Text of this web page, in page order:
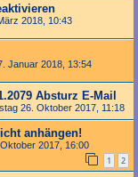
2018, 10:43
Januar 2018, 13:54
Absturz E-Mail
26. Oktober 2017, 11:18
anhängen!
2017, 16:00
1 2